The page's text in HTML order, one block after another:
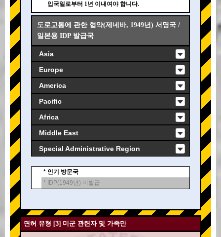
입국일로부터 1년 이내여야 합니다.
도로교통에 관한 협약(제네바, 1949년) 서명국 /
일본용 IDP 발급국
Asia
Europe
America
Pacific
Africa
Middle East
Special Administrative Region
* 인기 방문국
* IDP(1949년) 미발급
면허 유형 [3] 미군 관련자 및 가족만